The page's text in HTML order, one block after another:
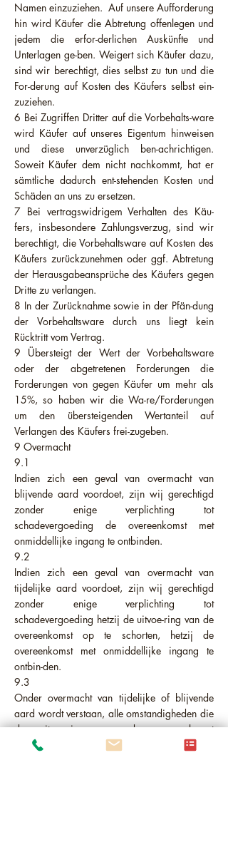
Namen einzuziehen. Auf unsere Aufforderung
hin wird Käufer die Abtretung offenlegen und
jedem die erfor-derlichen Auskünfte und
Unterlagen ge-ben. Weigert sich Käufer dazu,
sind wir berechtigt, dies selbst zu tun und die
For-derung auf Kosten des Käufers selbst ein-
zuziehen.
6 Bei Zugriffen Dritter auf die Vorbehalts-ware
wird Käufer auf unseres Eigentum hinweisen
und diese unverzüglich ben-achrichtigen.
Soweit Käufer dem nicht nachkommt, hat er
sämtliche dadurch ent-stehenden Kosten und
Schäden an uns zu ersetzen.
7 Bei vertragswidrigem Verhalten des Käu-
fers, insbesondere Zahlungsverzug, sind wir
berechtigt, die Vorbehaltsware auf Kosten des
Käufers zurückzunehmen oder ggf. Abtretung
der Herausgabeansprüche des Käufers gegen
Dritte zu verlangen.
8 In der Zurücknahme sowie in der Pfän-dung
der Vorbehaltsware durch uns liegt kein
Rücktritt vom Vertrag.
9 Übersteigt der Wert der Vorbehaltsware
oder der abgetretenen Forderungen die
Forderungen von gegen Käufer um mehr als
15%, so haben wir die Wa-re/Forderungen
um den übersteigenden Wertanteil auf
Verlangen des Käufers frei-zugeben.
9 Overmacht
9.1
Indien zich een geval van overmacht van
blijvende aard voordoet, zijn wij gerechtigd
zonder enige verplichting tot
schadevergoeding de overeenkomst met
onmiddellijke ingang te ontbinden.
9.2
Indien zich een geval van overmacht van
tijdelijke aard voordoet, zijn wij gerechtigd
zonder enige verplichting tot
schadevergoeding hetzij de uitvoe-ring van de
overeenkomst op te schorten, hetzij de
overeenkomst met onmiddellijke ingang te
ontbin-den.
9.3
Onder overmacht van tijdelijke of blijvende
aard wordt verstaan, alle omstandigheden die
de uitvoe-ring van de overeenkomst
verhinderen, ook al wa-ren die